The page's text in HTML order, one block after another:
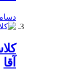
دسامبر 19,
آقا